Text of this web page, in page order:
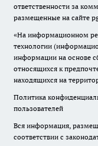
ответственности за
размещенные на сайте
«На информационном
технологии
информации на основе
относящихся к
находящихся на
Политика
пользователей
Вся информация,
соответствии с